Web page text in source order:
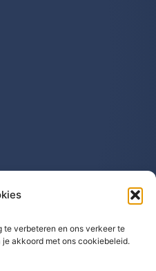
te verbeteren en ons verkeer te
akkoord met ons cookiebeleid.